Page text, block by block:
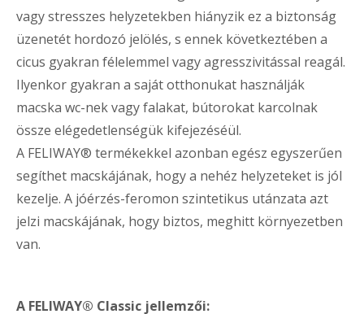
vagy stresszes helyzetekben hiányzik ez a biztonság
üzenetét hordozó jelölés, s ennek következtében a
cicus gyakran félelemmel vagy agresszivitással reagál.
Ilyenkor gyakran a saját otthonukat használják
macska wc-nek vagy falakat, bútorokat karcolnak
össze elégedetlenségük kifejezéséül.
A FELIWAY® termékekkel azonban egész egyszerűen
segíthet macskájának, hogy a nehéz helyzeteket is jól
kezelje. A jóérzés-feromon szintetikus utánzata azt
jelzi macskájának, hogy biztos, meghitt környezetben
van.
A FELIWAY® Classic jellemzői: